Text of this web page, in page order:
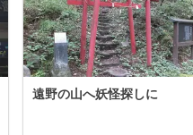
遠野の山へ妖怪探しに